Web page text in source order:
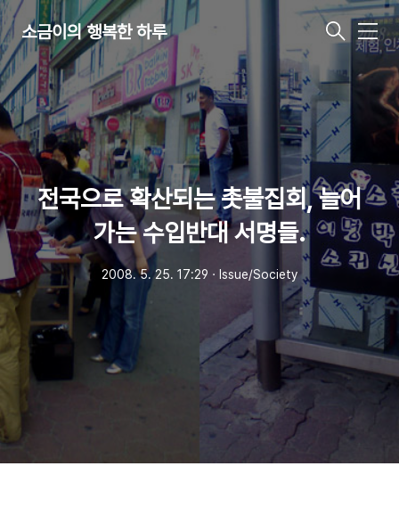
소금이의 행복한 하루
메
뉴
전국으로 확산되는 촛불집회, 늘어
가는 수입반대 서명들.
2008. 5. 25. 17:29 ㆍ Issue/Society